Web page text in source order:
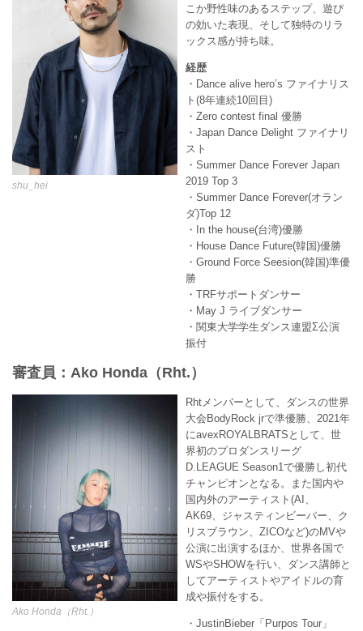
shu_hei
こか野性味のあるステップ、遊び
の効いた表現、そして独特のリラ
ックス感が持ち味。
経歴
・Dance alive hero’s ファイナリス
ト(8年連続10回目)
・Zero contest final 優勝
・Japan Dance Delight ファイナリ
スト
・Summer Dance Forever Japan
2019 Top 3
・Summer Dance Forever(オラン
ダ)Top 12
・In the house(台湾)優勝
・House Dance Future(韓国)優勝
・Ground Force Seesion(韓国)準優
勝
・TRFサポートダンサー
・May J ライブダンサー
・関東大学学生ダンス連盟Σ公演
振付
審査員：Ako Honda（Rht.）
Rhtメンバーとして、ダンスの世界
大会BodyRock jrで準優勝、2021年
にavexROYALBRATSとして、世
界初のプロダンスリーグ
D.LEAGUE Season1で優勝し初代
チャンピオンとなる。また国内や
国内外のアーティスト(AI、
AK69、ジャスティンビーバー、ク
リスブラウン、ZICOなど)のMVや
公演に出演するほか、世界各国で
WSやSHOWを行い、ダンス講師と
してアーティストやアイドルの育
成や振付をする。
・JustinBieber「Purpos Tour」
Ako Honda（Rht.）